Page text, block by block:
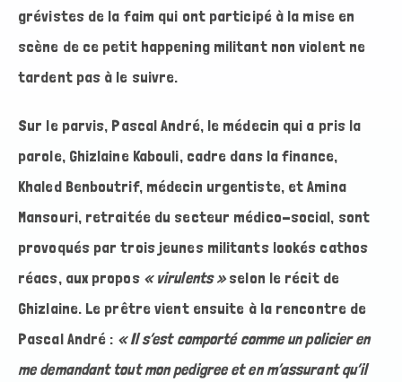
grévistes de la faim qui ont participé à la mise en
scène de ce petit happening militant non violent ne
tardent pas à le suivre.
Sur le parvis, Pascal André, le médecin qui a pris la
parole, Ghizlaine Kabouli, cadre dans la finance,
Khaled Benboutrif, médecin urgentiste, et Amina
Mansouri, retraitée du secteur médico-social, sont
provoqués par trois jeunes militants lookés cathos
réacs, aux propos « virulents »selon le récit de
Ghizlaine. Le prêtre vient ensuite à la rencontre de
Pascal André : « Il s’est comporté comme un policier en
me demandant tout mon pedigree et en m’assurant qu’il